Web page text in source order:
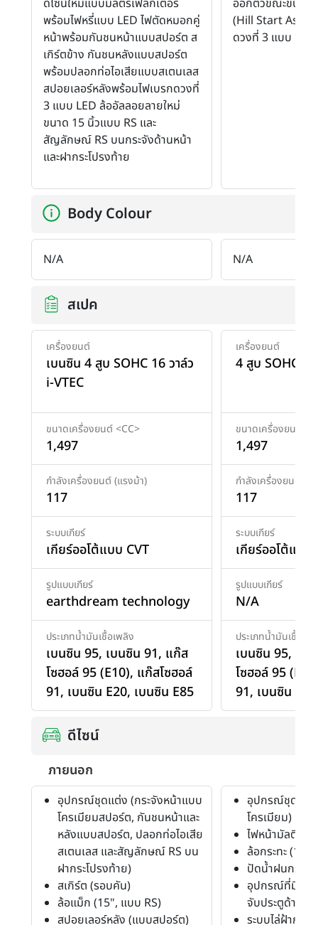
พร้อมไฟหรี่แบบ LED ไฟตัดหมอกคู่
หน้าพร้อมกันชนหน้าแบบสปอร์ต ส
เกิร์ตข้าง กันชนหลังแบบสปอร์ต
พร้อมปลอกท่อไอเสียแบบสเตนเลส
สปอยเลอร์หลังพร้อมไฟเบรกดวงที่
3 แบบ LED ล้ออัลลอยลายใหม่
ขนาด 15 นิ้วแบบ RS และ
สัญลักษณ์ RS บนกระจังด้านหน้า
และฝากระโปรงท้าย
(Hill Start
ดวงที่ 3 แบบ LED
Body Colour
N/A N/A
สเปค
เครื่องยนต์
เบนซิน 4 สูบ SOHC 16 วาล์ว
i-VTEC
ขนาดเครื่องยนต์ <CC>
1,497
กำลังเครื่องยนต์ (แรงม้า)
117
ระบบเกียร์
เกียร์ออโต้แบบ CVT
รูปแบบเกียร์
earthdream technology
ประเภทน้ำมันเชื้อเพลิง
เบนซิน 95, เบนซิน 91, แก๊ส
โซฮอล์ 95 (E10), แก๊สโซฮอล์
91, เบนซิน E20, เบนซิน E85
เครื่องยนต์
4 สูบ SOHC
ขนาดเครื่องยนต์
1,497
กำลังเครื่องยนต์ (แ
117
ระบบเกียร์
เกียร์ออโต้แบบ
รูปแบบเกียร์
N/A
ประเภทน้ำมันเชื้อเพ
เบนซิน 95,
โซฮอล์ 95
91, เบนซิน E20
ดีไซน์
ภายนอก
อุปกรณ์ชุดแต่ง (กระจังหน้าแบบ
โครเมียมสปอร์ต, กันชนหน้าและ
หลังแบบสปอร์ต, ปลอกท่อไอเสีย
สเตนเลส และสัญลักษณ์ RS บน
ฝากระโปรงท้าย)
สเกิร์ต (รอบคัน)
ล้อแม็ก (15", แบบ RS)
สปอยเลอร์หลัง (แบบสปอร์ต)
อุปกรณ์ชุดแต่ง
โครเมียม)
ไฟหน้ามัลติรีแ
ล้อกระทะ
ปัดน้ำฝนกระจ
อุปกรณ์ที่มีสีเ
จับประตูด้านน
ระบบไล่ฝ้ากระ